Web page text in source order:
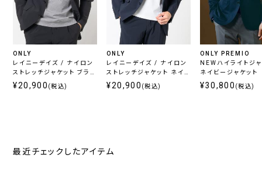
ONLY
レイニーデイズ / ナイロン
ストレッチジャケット ブラッ
ク
¥20,900 (税込)
ONLY
レイニーデイズ / ナイロン
ストレッチジャケット ネイビ
ー
¥20,900 (税込)
ONLY PREMIO
NEWハイライトジ
ネイビージャケット
¥30,800 (税込)
最近チェックしたアイテム